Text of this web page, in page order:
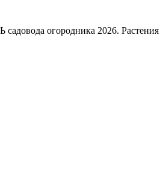
огородника 2026. Растения